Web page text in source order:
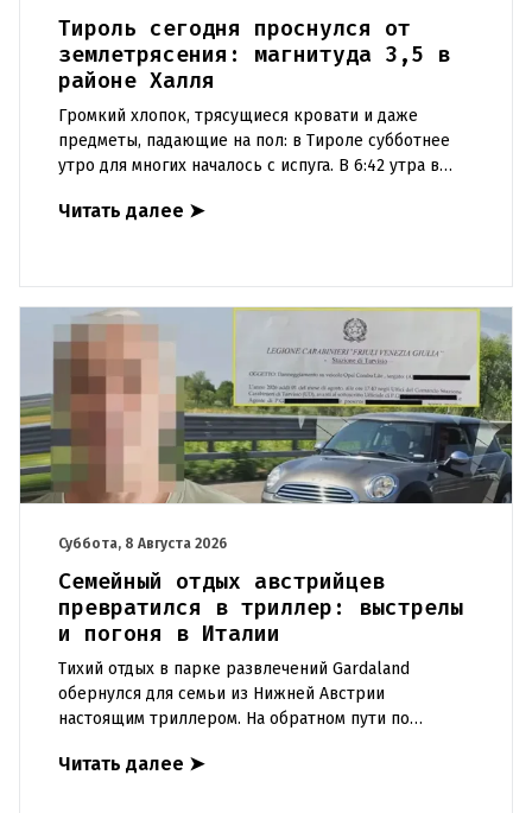
Тироль сегодня проснулся от
землетрясения: магнитуда 3,5 в
районе Халля
Громкий хлопок, трясущиеся кровати и даже
предметы, падающие на пол: в Тироле субботнее
утро для многих началось с испуга. В 6:42 утра в
сейсмологовПо данны
Читать далее ➤
Суббота, 8 Августа 2026
Семейный отдых австрийцев
превратился в триллер: выстрелы
и погоня в Италии
Тихий отдых в парке развлечений Gardaland
обернулся для семьи из Нижней Австрии
настоящим триллером. На обратном пути по
подверглась обстрелу, за которым
Читать далее ➤